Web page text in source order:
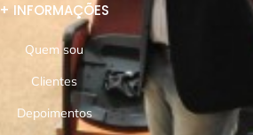
+ INFORMAÇÕES
Quem sou
Clientes
Depoimentos